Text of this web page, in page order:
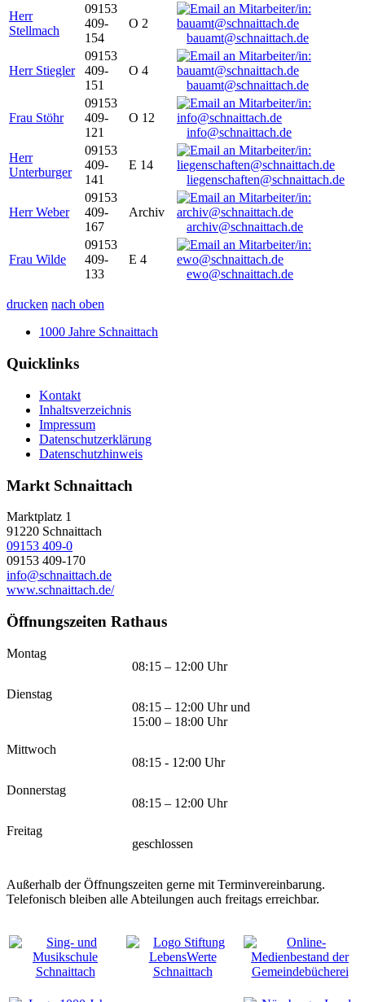
Herr
Stellmach
09153
409-
154
O 2
bauamt@schnaittach.de
Herr Stiegler
09153
409-
151
O 4
bauamt@schnaittach.de
Frau Stöhr
09153
409-
121
O 12
info@schnaittach.de
Herr
Unterburger
09153
409-
141
E 14
liegenschaften@schnaittach.de
Herr Weber
09153
409-
167
Archiv
archiv@schnaittach.de
Frau Wilde
09153
409-
133
E 4
ewo@schnaittach.de
drucken nach oben
1000 Jahre Schnaittach
Quicklinks
Kontakt
Inhaltsverzeichnis
Impressum
Datenschutzerklärung
Datenschutzhinweis
Markt Schnaittach
Marktplatz 1
91220 Schnaittach
09153 409-0
09153 409-170
info@schnaittach.de
www.schnaittach.de/
Öffnungszeiten Rathaus
Montag
08:15 – 12:00 Uhr
Dienstag
08:15 – 12:00 Uhr und
15:00 – 18:00 Uhr
Mittwoch
08:15 - 12:00 Uhr
Donnerstag
08:15 – 12:00 Uhr
Freitag
geschlossen
Außerhalb der Öffnungszeiten gerne mit Terminvereinbarung.
Telefonisch bleiben alle Abteilungen auch freitags erreichbar.